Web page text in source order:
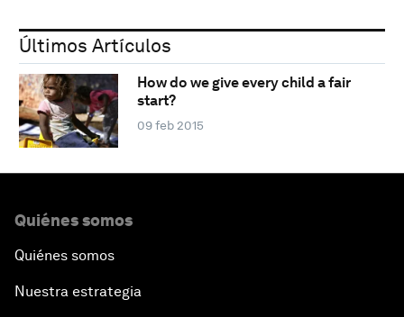
Últimos Artículos
How do we give every child a fair
start?
09 feb 2015
Quiénes somos
Quiénes somos
Nuestra estrategia